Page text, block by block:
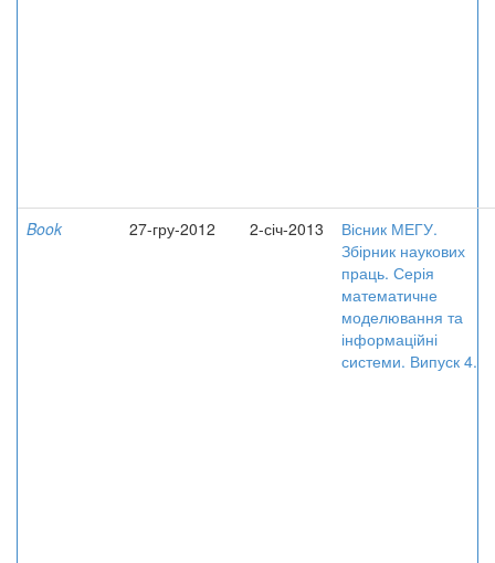
Book 27-гру-2012 2-січ-2013
Вісник МЕГУ.
Збірник наукових
праць. Серія
математичне
моделювання та
інформаційні
системи. Випуск 4.